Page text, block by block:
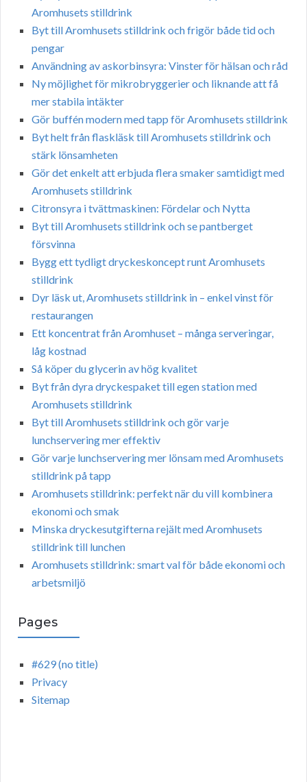
Aromhusets stilldrink
Byt till Aromhusets stilldrink och frigör både tid och
pengar
Användning av askorbinsyra: Vinster för hälsan och råd
Ny möjlighet för mikrobryggerier och liknande att få
mer stabila intäkter
Gör buffén modern med tapp för Aromhusets stilldrink
Byt helt från flaskläsk till Aromhusets stilldrink och
stärk lönsamheten
Gör det enkelt att erbjuda flera smaker samtidigt med
Aromhusets stilldrink
Citronsyra i tvättmaskinen: Fördelar och Nytta
Byt till Aromhusets stilldrink och se pantberget
försvinna
Bygg ett tydligt dryckeskoncept runt Aromhusets
stilldrink
Dyr läsk ut, Aromhusets stilldrink in – enkel vinst för
restaurangen
Ett koncentrat från Aromhuset – många serveringar,
låg kostnad
Så köper du glycerin av hög kvalitet
Byt från dyra dryckespaket till egen station med
Aromhusets stilldrink
Byt till Aromhusets stilldrink och gör varje
lunchservering mer effektiv
Gör varje lunchservering mer lönsam med Aromhusets
stilldrink på tapp
Aromhusets stilldrink: perfekt när du vill kombinera
ekonomi och smak
Minska dryckesutgifterna rejält med Aromhusets
stilldrink till lunchen
Aromhusets stilldrink: smart val för både ekonomi och
arbetsmiljö
Pages
#629 (no title)
Privacy
Sitemap